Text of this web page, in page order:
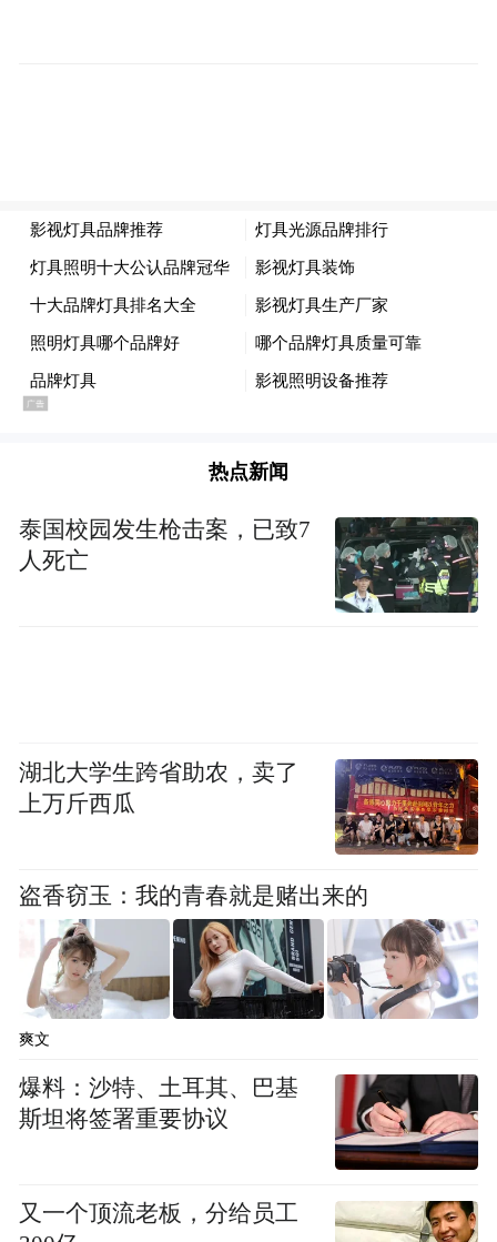
00:00 01:47
消费帮扶不能只靠情怀，必须摆脱“活动式”
的短期热销，转向长期稳定的市场化合作。
广东消费帮扶联盟办公室主任曾国红表示，
药与“湾区认证”、深圳“圳品”等高标准评价
焦作工厂生产的优质怀药产品，源源不断输
送至粤港澳大湾区市场。
中，平台通过源头直采、全程溯源的模式，
让消费者清晰地看到黄河垆土孕育优质山药
的独特优势，有效破解了传统农产品上行过
程中存在的信任缺失痛点，为怀药产品走向
全国筑牢了信任基础。
焦作市怀药行业协会会长郭铁军表示，当前
焦作铁棍山药种植面积稳步扩大，品牌价值
持续攀升，全产业链已带动近6万人就业。张
宝山作为行业龙头企业，在品质管控与非遗
技艺传承方面发挥了标杆引领作用，为整个
础。
热点新闻
泰国校园发生枪击案，已致7
人死亡
湖北大学生跨省助农，卖了
上万斤西瓜
盗香窃玉：我的青春就是赌出来的
爽文
爆料：沙特、土耳其、巴基
斯坦将签署重要协议
又一个顶流老板，分给员工